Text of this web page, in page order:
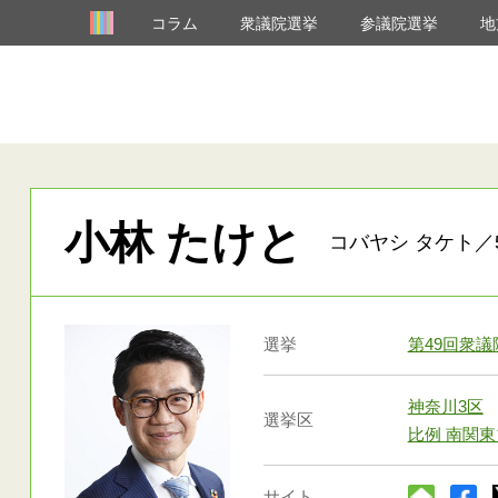
コラム 衆議院選挙 参議院選挙
小林 たけと コバヤシ タケト
選挙 第49回衆議
選挙区
神奈川3区
比例 南関